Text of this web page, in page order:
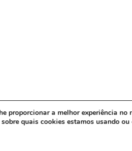
proporcionar a melhor experiência no
quais cookies estamos usando